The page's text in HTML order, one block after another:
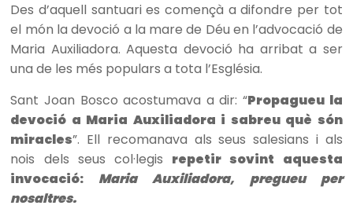
Des d’aquell santuari es començà a difondre per tot
el món la devoció a la mare de Déu en l’advocació de
Maria Auxiliadora. Aquesta devoció ha arribat a ser
una de les més populars a tota l’Església.
Sant Joan Bosco acostumava a dir: “Propagueu la
devoció a Maria Auxiliadora i sabreu què són
miracles”. Ell recomanava als seus salesians i als
nois dels seus col·legis repetir sovint aquesta
invocació: Maria Auxiliadora, pregueu per
nosaltres.